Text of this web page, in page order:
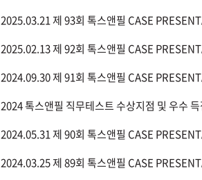
2025.03.21 제 93회 톡스앤필 CASE
2025.02.13 제 92회 톡스앤필 CASE
2024.09.30 제 91회 톡스앤필 CASE
2024 톡스앤필 직무테스트 수상지점 및 우수
2024.05.31 제 90회 톡스앤필 CASE
2024.03.25 제 89회 톡스앤필 CASE